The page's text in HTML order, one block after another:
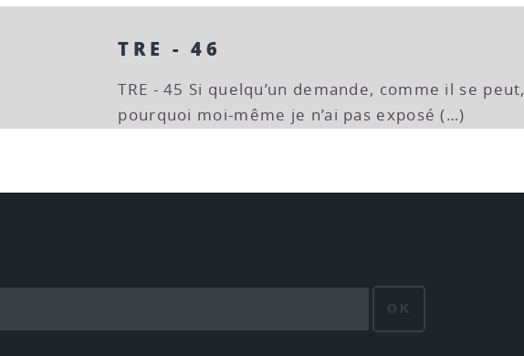
TRE - 46
TRE - 45 Si quelqu’un demande, comme il se peut,
pourquoi moi-même je n’ai pas exposé (…)
OK